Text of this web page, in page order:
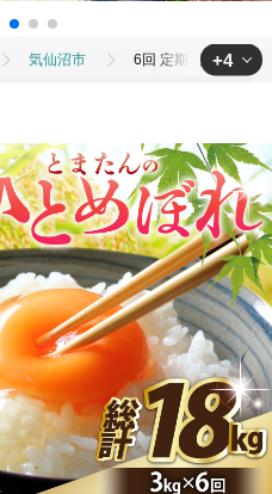
気仙沼市 6回 定期便 米 宮城
6回 定期便 米 宮城県産 とまたんのひと
宮城県産 とまたんのひとめぼれ 3kg
6回 定期便 米 宮城県産 とまたんの
+4